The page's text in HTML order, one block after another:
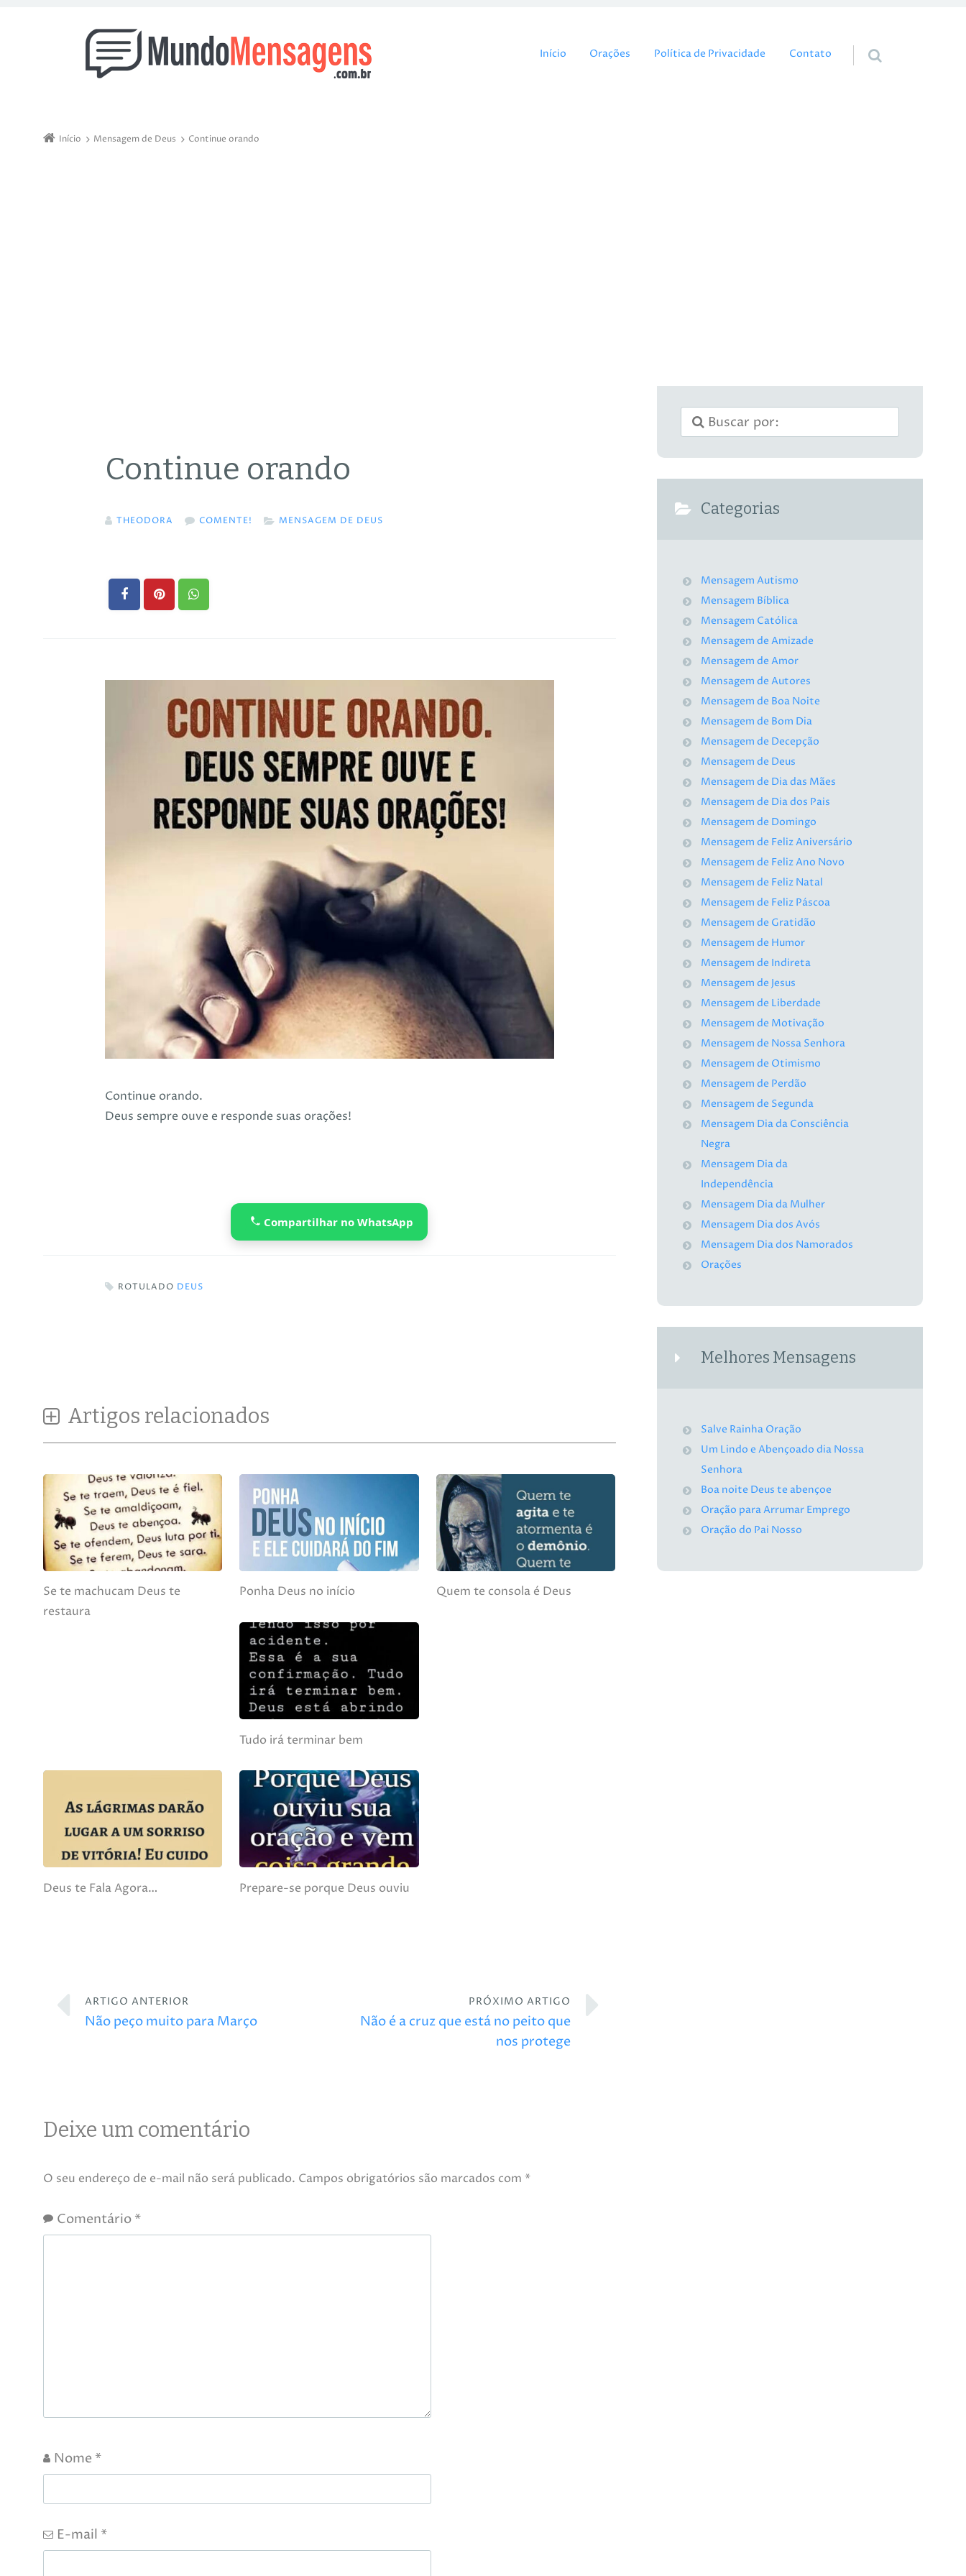
Pular para o conteúdo
Início Orações Política de Privacidade Contato
Início Mensagem de Deus Continue orando
Continue orando
THEODORA COMENTE! MENSAGEM DE DEUS
Continue orando.
Deus sempre ouve e responde suas orações!
Compartilhar no WhatsApp
ROTULADO DEUS
Artigos relacionados
Se te machucam Deus te
restaura
Ponha Deus no início Quem te consola é Deus
Tudo irá terminar bem
Deus te Fala Agora… Prepare-se porque Deus ouviu
ARTIGO ANTERIOR
Não peço muito para Março
PRÓXIMO ARTIGO
Não é a cruz que está no peito que
nos protege
Deixe um comentário
O seu endereço de e-mail não será publicado. Campos obrigatórios são marcados com *
Comentário *
Nome *
E-mail *
Categorias
Mensagem Autismo
Mensagem Bíblica
Mensagem Católica
Mensagem de Amizade
Mensagem de Amor
Mensagem de Autores
Mensagem de Boa Noite
Mensagem de Bom Dia
Mensagem de Decepção
Mensagem de Deus
Mensagem de Dia das Mães
Mensagem de Dia dos Pais
Mensagem de Domingo
Mensagem de Feliz Aniversário
Mensagem de Feliz Ano Novo
Mensagem de Feliz Natal
Mensagem de Feliz Páscoa
Mensagem de Gratidão
Mensagem de Humor
Mensagem de Indireta
Mensagem de Jesus
Mensagem de Liberdade
Mensagem de Motivação
Mensagem de Nossa Senhora
Mensagem de Otimismo
Mensagem de Perdão
Mensagem de Segunda
Mensagem Dia da Consciência
Negra
Mensagem Dia da
Independência
Mensagem Dia da Mulher
Mensagem Dia dos Avós
Mensagem Dia dos Namorados
Orações
Melhores Mensagens
Salve Rainha Oração
Um Lindo e Abençoado dia Nossa
Senhora
Boa noite Deus te abençoe
Oração para Arrumar Emprego
Oração do Pai Nosso